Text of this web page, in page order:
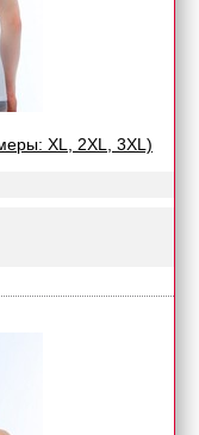
XL, 2XL, 3XL)